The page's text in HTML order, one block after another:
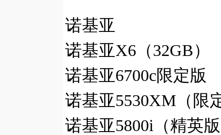
诺基亚
诺基亚X6（32GB
诺基亚6700c限定
诺基亚5530XM（限
诺基亚5800i（精英